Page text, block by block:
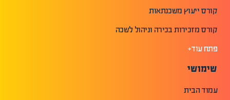
קורס ייעוץ משכנתאות
קורס מזכירות בכירה וניהול לשכה
פתח עוד+
שימושי
עמוד הבית